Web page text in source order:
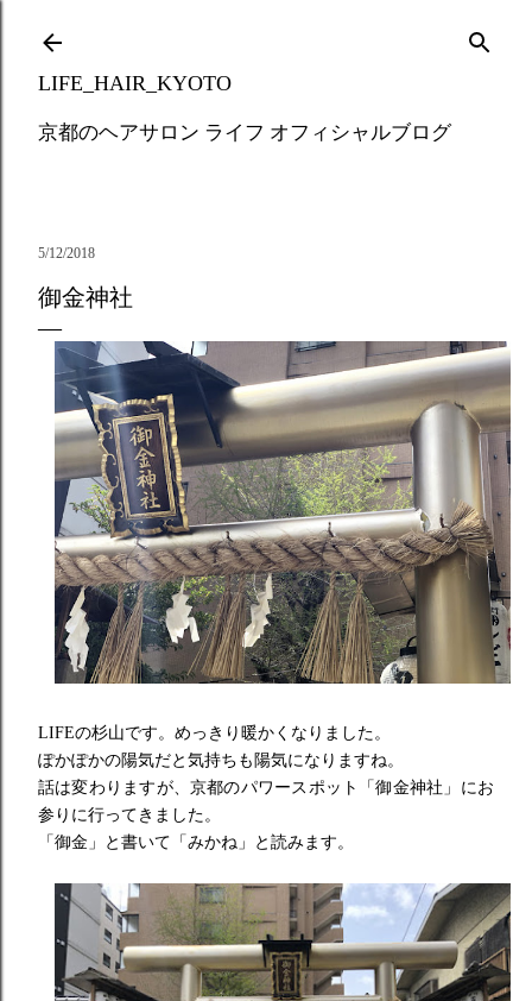
LIFE_HAIR_KYOTO
京都のヘアサロン ライフ オフィシャルブログ
5/12/2018
御金神社
LIFEの杉山です。めっきり暖かくなりました。
ぽかぽかの陽気だと気持ちも陽気になりますね。
話は変わりますが、京都のパワースポット「御金神社」 にお
参りに行ってきました。
「御金」と書いて「みかね」と読みます。